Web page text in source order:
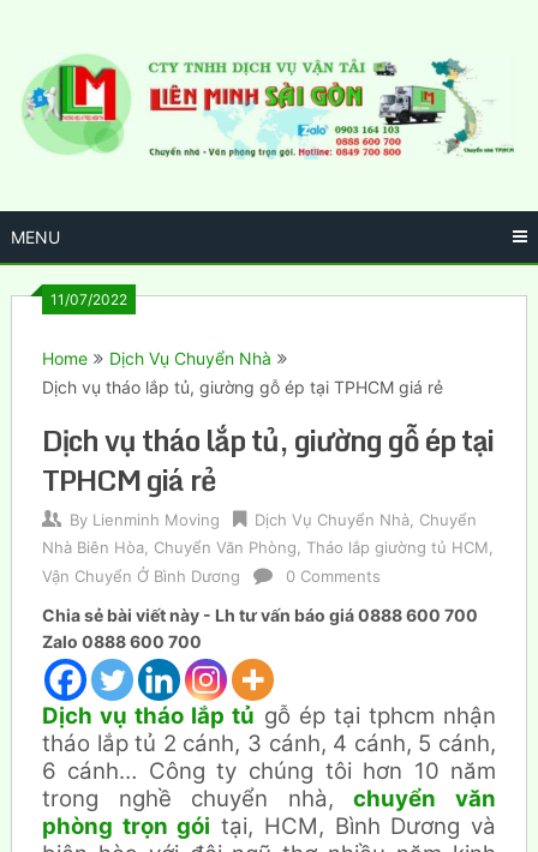
content
MENU
11/07/2022
Home
Dịch Vụ Chuyển Nhà
Dịch vụ tháo lắp tủ, giường gỗ ép tại TPHCM giá rẻ
Dịch vụ tháo lắp tủ, giường gỗ ép tại
TPHCM giá rẻ
By Lienminh Moving Dịch Vụ Chuyển Nhà, Chuyển
Nhà Biên Hòa, Chuyển Văn Phòng Tháo lắp giường tủ HCM
Vận Chuyển Ở Bình Dương
0 Comments
Chia sẻ bài viết này - Lh tư vấn báo giá 0888 600 700
Zalo 0888 600 700
Dịch vụ tháo lắp tủ gỗ ép tại tphcm nhận
tháo lắp tủ 2 cánh, 3 cánh, 4 cánh, 5 cánh,
6 cánh… Công ty chúng tôi hơn 10 năm
trong nghề chuyển nhà,chuyển văn
phòng trọn gói tại, HCM, Bình Dương và